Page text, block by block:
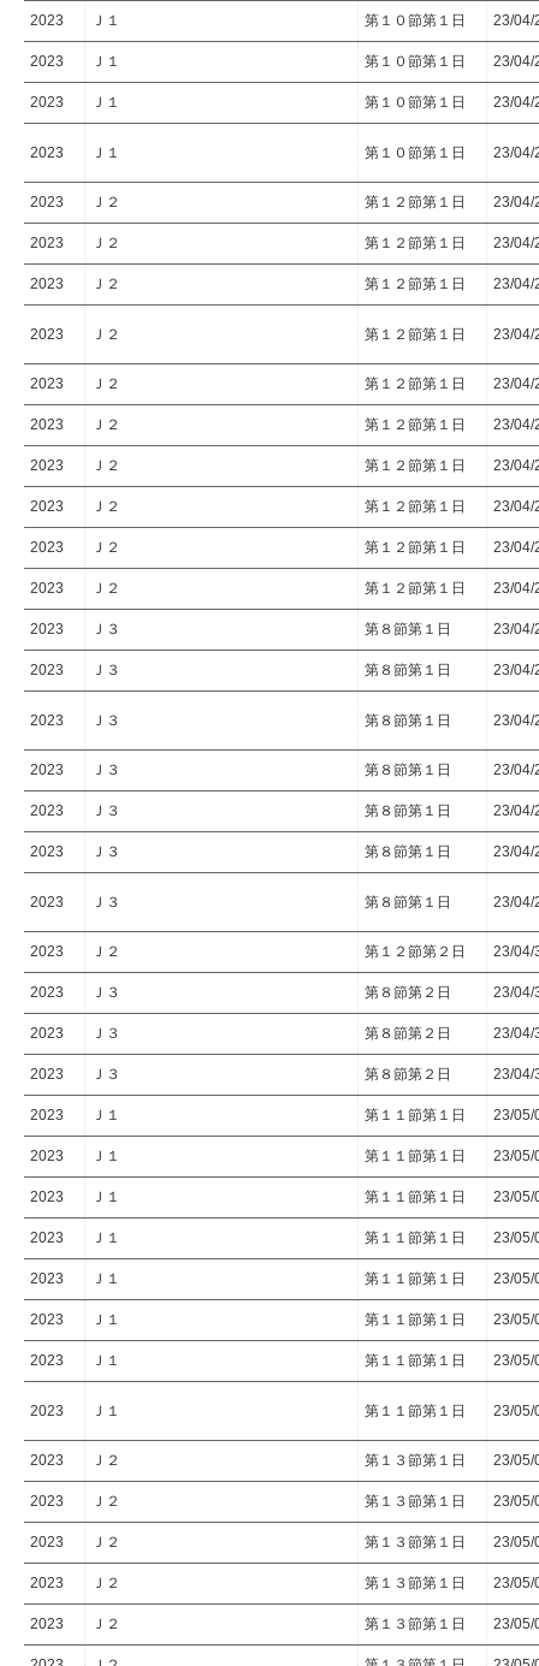
2023 Ｊ１ 第１０節第１日 23/04/
2023 Ｊ１ 第１０節第１日 23/04/
2023 Ｊ１ 第１０節第１日 23/04/
2023 Ｊ１ 第１０節第１日 23/04/
2023 Ｊ２ 第１２節第１日 23/04/
2023 Ｊ２ 第１２節第１日 23/04/
2023 Ｊ２ 第１２節第１日 23/04/
2023 Ｊ２ 第１２節第１日 23/04/
2023 Ｊ２ 第１２節第１日 23/04/
2023 Ｊ２ 第１２節第１日 23/04/
2023 Ｊ２ 第１２節第１日 23/04/
2023 Ｊ２ 第１２節第１日 23/04/
2023 Ｊ２ 第１２節第１日 23/04/
2023 Ｊ２ 第１２節第１日 23/04/
2023 Ｊ３ 第８節第１日 23/04/
2023 Ｊ３ 第８節第１日 23/04/
2023 Ｊ３ 第８節第１日 23/04/
2023 Ｊ３ 第８節第１日 23/04/
2023 Ｊ３ 第８節第１日 23/04/
2023 Ｊ３ 第８節第１日 23/04/
2023 Ｊ３ 第８節第１日 23/04/
2023 Ｊ２ 第１２節第２日 23/04/
2023 Ｊ３ 第８節第２日 23/04/
2023 Ｊ３ 第８節第２日 23/04/
2023 Ｊ３ 第８節第２日 23/04/
2023 Ｊ１ 第１１節第１日 23/05/
2023 Ｊ１ 第１１節第１日 23/05/
2023 Ｊ１ 第１１節第１日 23/05/
2023 Ｊ１ 第１１節第１日 23/05/
2023 Ｊ１ 第１１節第１日 23/05/
2023 Ｊ１ 第１１節第１日 23/05/
2023 Ｊ１ 第１１節第１日 23/05/
2023 Ｊ１ 第１１節第１日 23/05/
2023 Ｊ２ 第１３節第１日 23/05/
2023 Ｊ２ 第１３節第１日 23/05/
2023 Ｊ２ 第１３節第１日 23/05/
2023 Ｊ２ 第１３節第１日 23/05/
2023 Ｊ２ 第１３節第１日 23/05/